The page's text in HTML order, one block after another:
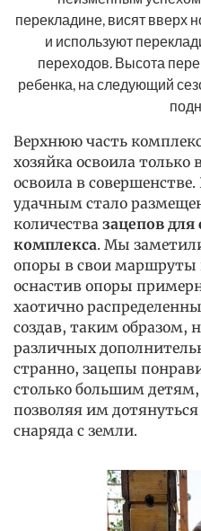
перекладине, висят вверх
и используют
переходов. Высота
ребенка, на следующий
Верхнюю часть
хозяйка освоила только
освоила в
удачным стало
количества зацепов для
комплекса. Мы
опоры в свои
оснастив опоры
хаотично
создав, таким образом,
различных
странно, зацепы
столько большим
позволяя им
снаряда с земли.